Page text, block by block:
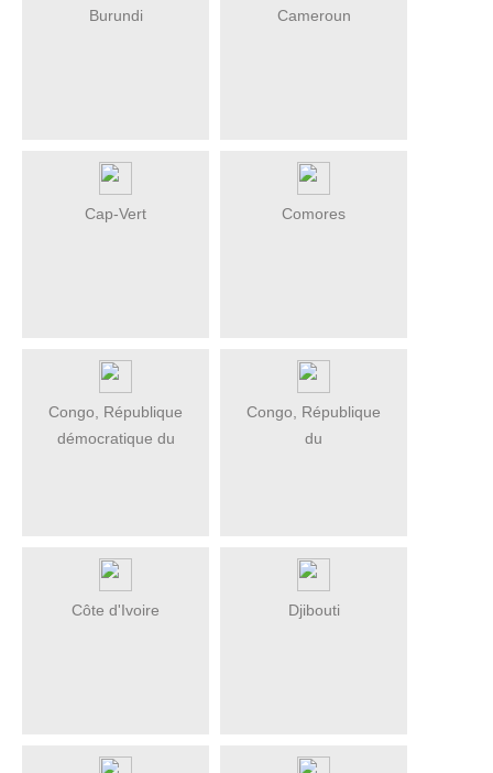
Burundi Cameroun
Cap-Vert Comores
Congo, République
démocratique du
Congo, République
du
Côte d'Ivoire Djibouti